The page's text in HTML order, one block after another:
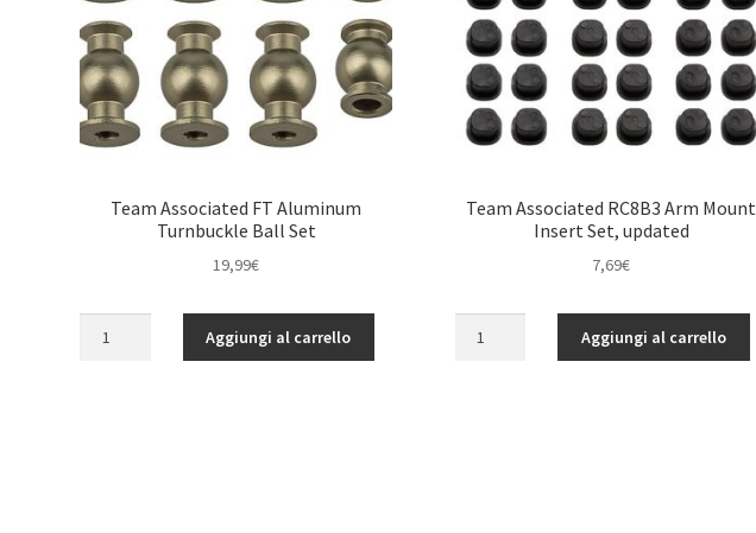
Team Associated FT Aluminum
Turnbuckle Ball Set
19,99€
Aggiungi al carrello
Team Associated RC8B3 Arm Mount
Insert Set, updated
7,69€
Aggiungi al carrello